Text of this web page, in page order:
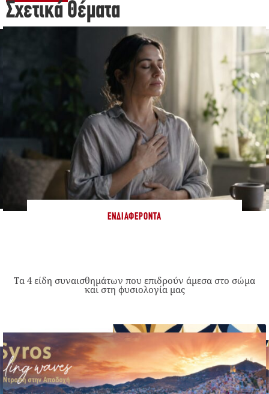
Σχετικά Θέματα
ΕΝΔΙΑΦΈΡΟΝΤΑ
Τα 4 είδη συναισθημάτων που επιδρούν άμεσα στο σώμα
και στη φυσιολογία μας